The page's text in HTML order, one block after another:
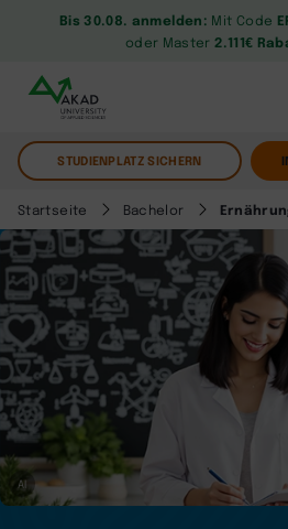
Bis 30.08. anmelden: Mit Code
oder Master2.111€
STUDIENPLATZ SICHERN
Startseite Bachelor
AI